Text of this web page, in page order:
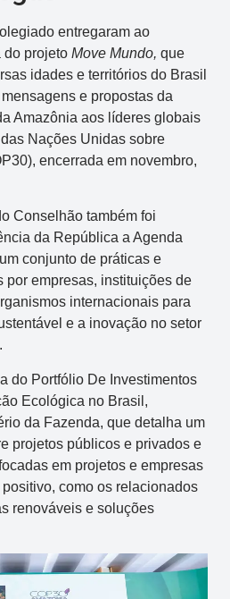
entregaram ao
do projeto Move Mundo, que
idades e territórios do Brasil
e propostas da
Amazônia aos líderes globais
Nações Unidas sobre
encerrada em novembro,
Conselhão também foi
da República a Agenda
conjunto de práticas e
por empresas, instituições de
internacionais para
e a inovação no setor
do Portfólio De Investimentos
Ecológica no Brasil,
da Fazenda, que detalha um
projetos públicos e privados e
em projetos e empresas
como os relacionados
renováveis e soluções